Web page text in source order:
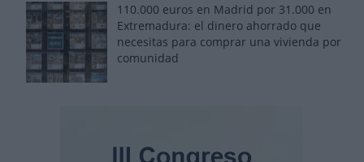
110.000 euros en Madrid por 31.000 en
Extremadura: el dinero ahorrado que
necesitas para comprar una vivienda por
comunidad